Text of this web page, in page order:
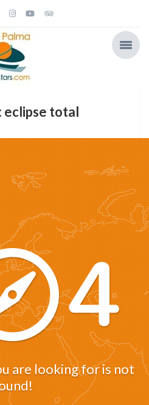
eclipse total
are looking for is not